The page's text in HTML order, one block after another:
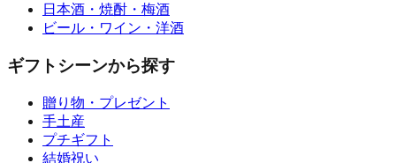
日本酒・焼酎・梅酒
ビール・ワイン・洋酒
ギフトシーンから探す
贈り物・プレゼント
手土産
プチギフト
結婚祝い